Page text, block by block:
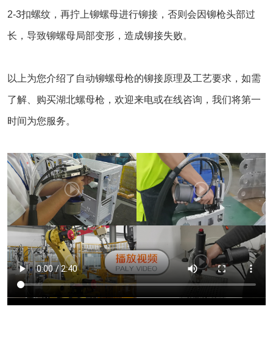
2-3扣螺纹，再拧上铆螺母进行铆接，否则会因铆枪头部过
长，导致铆螺母局部变形，造成铆接失败。
以上为您介绍了自动铆螺母枪的铆接原理及工艺要求，如需
了解、购买湖北螺母枪，欢迎来电或在线咨询，我们将第一
时间为您服务。